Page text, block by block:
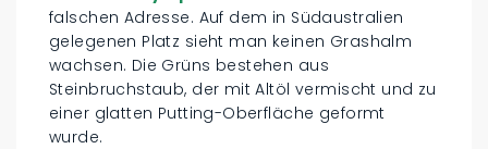
falschen Adresse. Auf dem in Südaustralien
gelegenen Platz sieht man keinen Grashalm
wachsen. Die Grüns bestehen aus
Steinbruchstaub, der mit Altöl vermischt und zu
einer glatten Putting-Oberfläche geformt
wurde.